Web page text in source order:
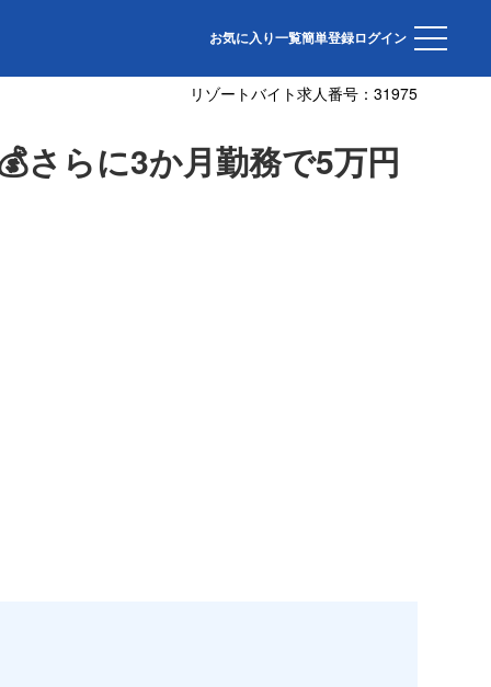
お気に入り一覧簡単登録ログイン
リゾートバイト求人番号： 31975
さらに3か月勤務で5万円